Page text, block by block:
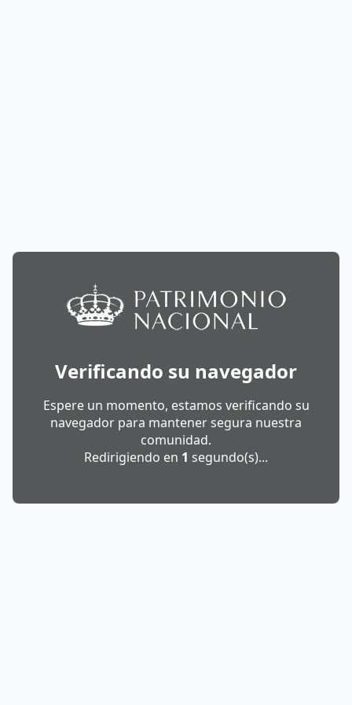
Verificando su navegador
Espere un momento, estamos verificando su
navegador para mantener segura nuestra
comunidad.
Redirigiendo en 1 segundo(s)...